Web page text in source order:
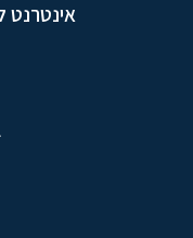
אינטרנט